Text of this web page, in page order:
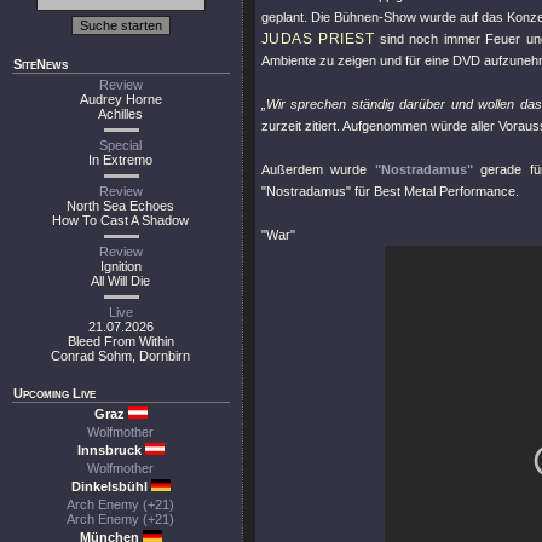
SiteNews
Review
Audrey Horne
Achilles
Special
In Extremo
Review
North Sea Echoes
How To Cast A Shadow
Review
Ignition
All Will Die
Live
21.07.2026
Bleed From Within
Conrad Sohm, Dornbirn
Upcoming Live
Graz
Wolfmother
Innsbruck
Wolfmother
Dinkelsbühl
Arch Enemy (+21)
Arch Enemy (+21)
München
geplant. Die Bühnen-Show wurde auf das
JUDAS PRIEST sind noch immer Feuer
Ambiente zu zeigen und für eine DVD
„Wir sprechen ständig darüber und wollen
zurzeit zitiert. Aufgenommen würde aller
Außerdem wurde "Nostradamus"gerade
"Nostradamus" für Best Metal Performance.
"War"